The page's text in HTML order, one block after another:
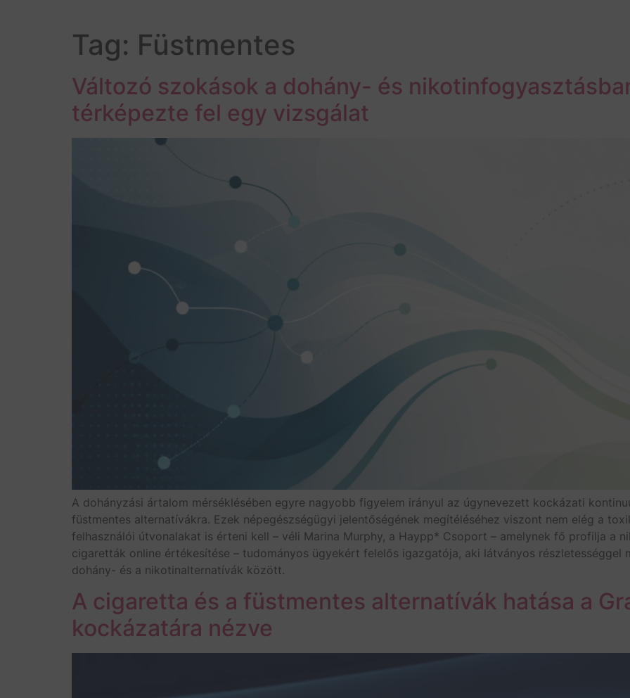
Tag: Füstmentes
Változó szokások a dohány- és
térképezte fel egy vizsgálat
A dohányzási ártalom mérséklésében egyre nagyobb figyelem irányul az úgynevezett kockázati
füstmentes alternatívákra. Ezek népegészségügyi jelentőségének megítéléséhez viszont nem elég a
felhasználói útvonalakat is érteni kell – véli Marina Murphy, a Haypp* Csoport – amelynek fő profilja a
cigaretták online értékesítése – tudományos ügyekért felelős igazgatója, aki látványos
dohány- és a nikotinalternatívák között.
A cigaretta és a füstmentes alternatívák hatása a
kockázatára nézve